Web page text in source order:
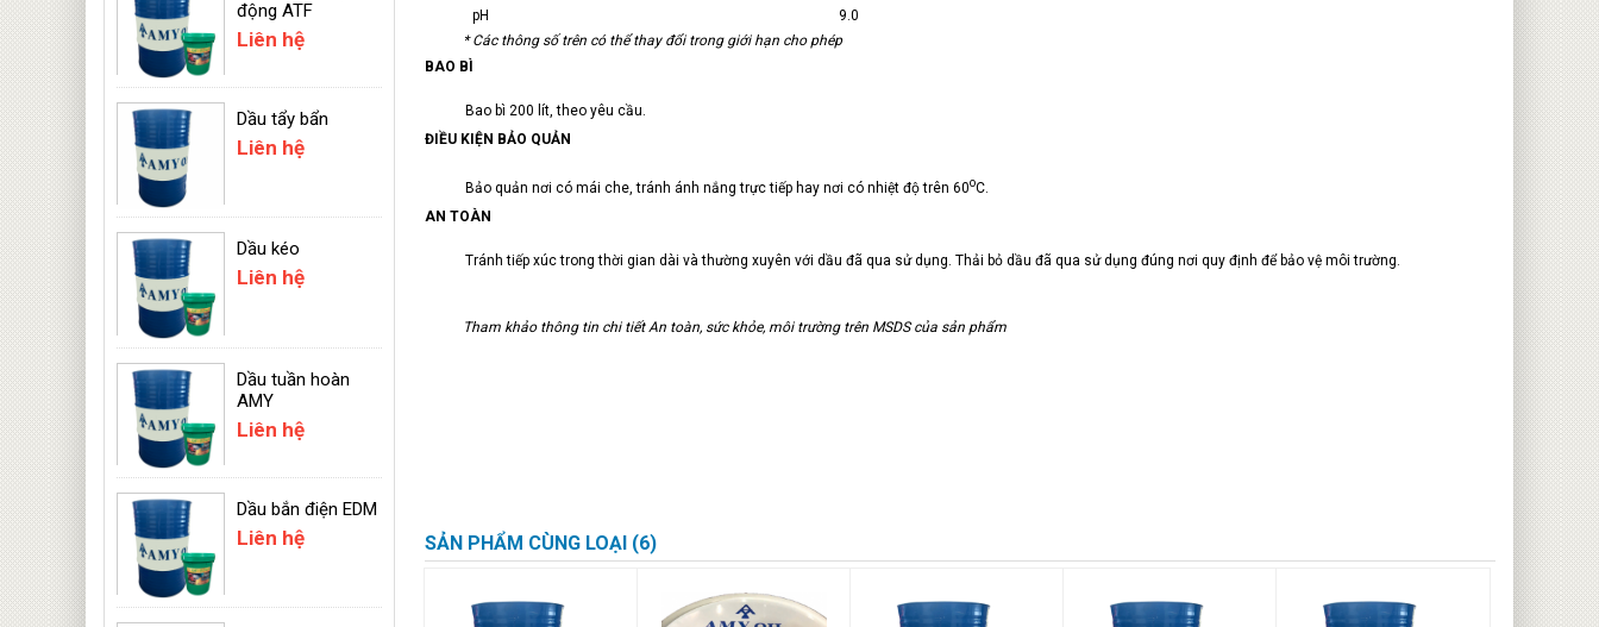
động ATF
Liên hệ
Dầu tẩy bẩn
Liên hệ
Dầu kéo
Liên hệ
Dầu tuần hoàn
AMY
Liên hệ
Dầu bắn điện EDM
Liên hệ
pH 9.0
* Các thông số trên có thể thay đổi trong giới hạn cho phép
BAO BÌ
Bao bì 200 lít, theo yêu cầu.
ĐIỀU KIỆN BẢO QUẢN
Bảo quản nơi có mái che, tránh ánh nắng trực tiếp hay nơi có nhiệt độ trên 60oC.
AN TOÀN
Tránh tiếp xúc trong thời gian dài và thường xuyên với dầu đã qua sử dụng. Thải bỏ dầu đã qua sử dụng đúng nơi quy định để bảo vệ môi trường.
Tham khảo thông tin chi tiết An toàn, sức khỏe, môi trường trên MSDS của sản phẩm
SẢN PHẨM CÙNG LOẠI (6)